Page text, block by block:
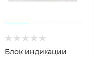
Блок индикации